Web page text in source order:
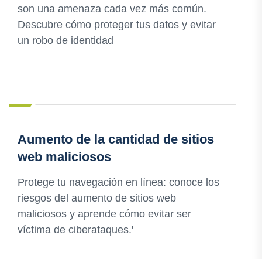
son una amenaza cada vez más común.
Descubre cómo proteger tus datos y evitar
un robo de identidad
Aumento de la cantidad de sitios
web maliciosos
Protege tu navegación en línea: conoce los
riesgos del aumento de sitios web
maliciosos y aprende cómo evitar ser
víctima de ciberataques.'